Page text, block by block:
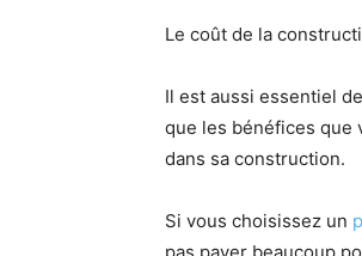
Le coût de la
Il est aussi essentiel
que les bénéfices que
dans sa construction.
Si vous choisissez un